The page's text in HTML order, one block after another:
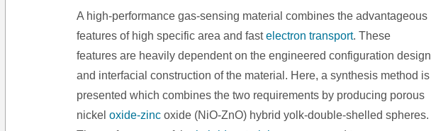
A high-performance gas-sensing material combines the advantageous
features of high specific area and fastelectron transport. These
features are heavily dependent on the engineered configuration design
and interfacial construction of the material. Here, a synthesis method is
presented which combines the two requirements by producing porous
nickeloxide-zinc oxide (NiO-ZnO) hybrid yolk-double-shelled spheres.